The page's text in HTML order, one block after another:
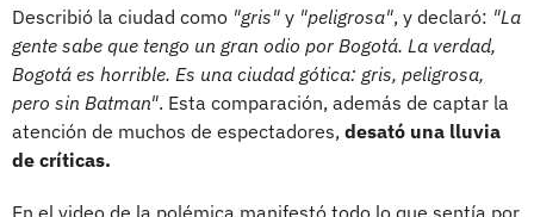
Describió la ciudad como "gris" y "peligrosa", y declaró: "La
gente sabe que tengo un gran odio por Bogotá. La verdad,
Bogotá es horrible. Es una ciudad gótica: gris, peligrosa,
pero sin Batman". Esta comparación, además de captar la
atención de muchos de espectadores, desató una lluvia
de críticas.
En el video de la polémica manifestó todo lo que sentía por